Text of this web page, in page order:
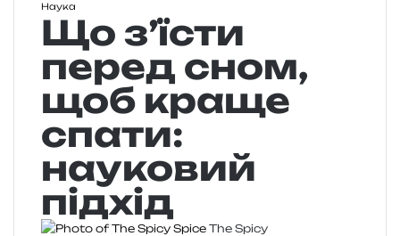
Наука
Що з’їсти
перед сном,
щоб краще
спати:
науковий
пiдхiд
The Spicy